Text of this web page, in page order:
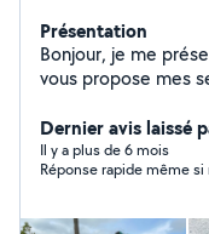
Présentation
Bonjour, je me
vous propose mes
maçonnerie Placot
de Plouse, taille de
Dernier avis laissé
Il y a plus de 6 mois
Réponse rapide même